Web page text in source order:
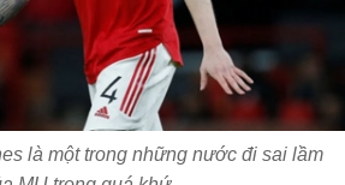
là một trong những nước đi sai lầm